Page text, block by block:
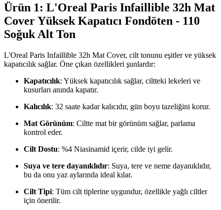
Ürün 1: L'Oreal Paris Infaillible 32h Mat
Cover Yüksek Kapatıcı Fondöten - 110
Soğuk Alt Ton
L'Oreal Paris Infaillible 32h Mat Cover, cilt tonunu eşitler ve yüksek
kapatıcılık sağlar. Öne çıkan özellikleri şunlardır:
Kapatıcılık: Yüksek kapatıcılık sağlar, ciltteki lekeleri ve
kusurları anında kapatır.
Kalıcılık: 32 saate kadar kalıcıdır, gün boyu tazeliğini korur.
Mat Görünüm: Ciltte mat bir görünüm sağlar, parlama
kontrol eder.
Cilt Dostu: %4 Niasinamid içerir, cilde iyi gelir.
Suya ve tere dayanıklıdır: Suya, tere ve neme dayanıklıdır,
bu da onu yaz aylarında ideal kılar.
Cilt Tipi: Tüm cilt tiplerine uygundur, özellikle yağlı ciltler
için önerilir.